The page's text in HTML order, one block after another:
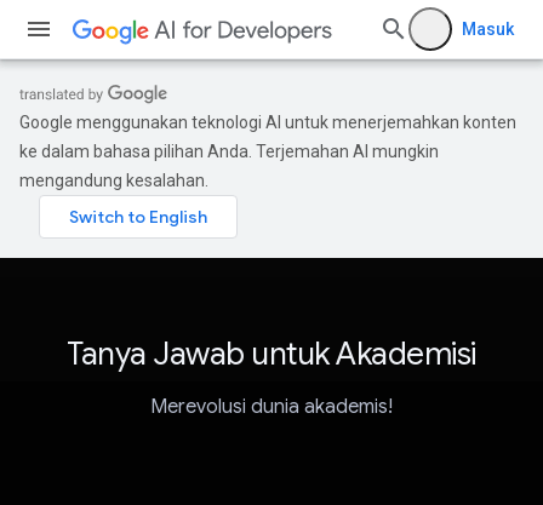
Masuk
Google menggunakan teknologi AI untuk menerjemahkan konten
ke dalam bahasa pilihan Anda. Terjemahan AI mungkin
mengandung kesalahan.
Tanya Jawab untuk Akademisi
Merevolusi dunia akademis!